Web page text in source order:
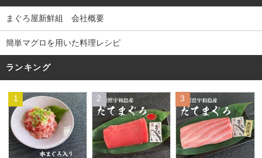
まぐろ屋新鮮組 会社概要
簡単マグロを用いた料理レシピ
ランキング
1 2 3